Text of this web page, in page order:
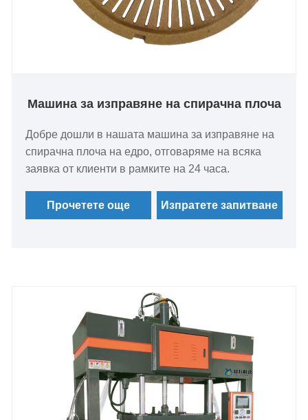
Машина за изправяне на спирачна плоча
Добре дошли в нашата машина за изправяне на
спирачна плоча на едро, отговаряме на всяка
заявка от клиенти в рамките на 24 часа.
Прочетете още Изпратете запитване